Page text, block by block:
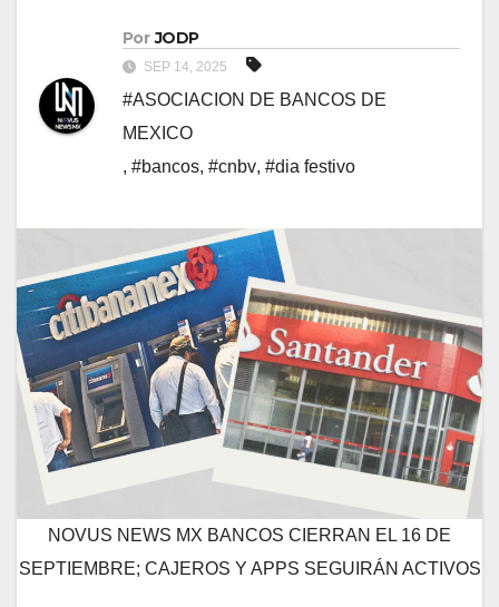
Por JODP
SEP 14, 2025
#ASOCIACION DE BANCOS DE
MEXICO
, #bancos, #cnbv, #dia festivo
NOVUS NEWS MX BANCOS CIERRAN EL 16 DE
SEPTIEMBRE; CAJEROS Y APPS SEGUIRÁN ACTIVOS